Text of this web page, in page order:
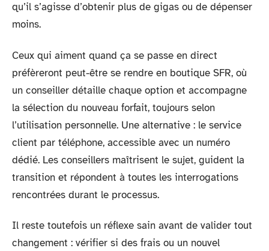
qu’il s’agisse d’obtenir plus de gigas ou de dépenser
moins.
Ceux qui aiment quand ça se passe en direct
préfèreront peut-être se rendre en boutique SFR, où
un conseiller détaille chaque option et accompagne
la sélection du nouveau forfait, toujours selon
l’utilisation personnelle. Une alternative : le service
client par téléphone, accessible avec un numéro
dédié. Les conseillers maîtrisent le sujet, guident la
transition et répondent à toutes les interrogations
rencontrées durant le processus.
Il reste toutefois un réflexe sain avant de valider tout
changement : vérifier si des frais ou un nouvel